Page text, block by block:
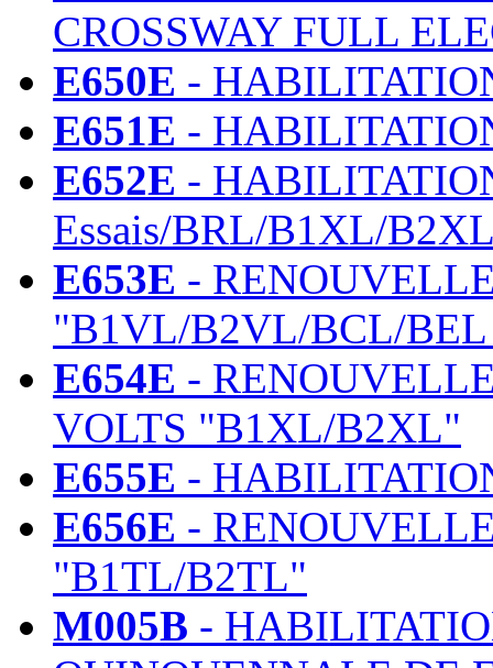
CROSSWAY FULL
E650E -
E651E -
E652E -
Essais/BRL/B1XL/
E653E -
"B1VL/B2VL/BCL/
E654E -
VOLTS "B1XL/B2XL"
E655E -
E656E -
"B1TL/B2TL"
M005B -